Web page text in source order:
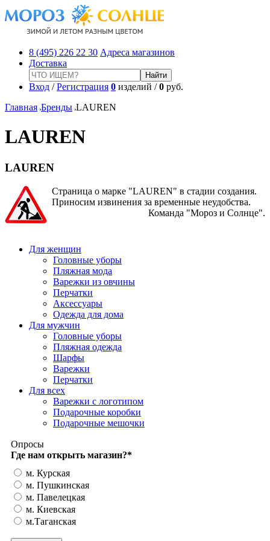
8 (495) 226 22 30 Адреса магазинов
Доставка
Вход /Регистрация 0 изделий /0 руб.
Главная Бренды LAUREN
LAUREN
LAUREN
Страница о марке "LAUREN" в стадии создания.
Приносим извинения за временные неудобства.
Команда "Мороз и Солнце".
Для женщин
Головные уборы
Пляжная мода
Варежки из овчины
Перчатки
Аксессуары
Одежда для дома
Для мужчин
Головные уборы
Пляжная одежда
Шарфы
Варежки
Перчатки
Для всех
Варежки с логотипом
Подарочные коробки
Подарочные мешочки
Опросы
Где нам открыть магазин?*
м. Курская
м. Пушкинская
м. Павелецкая
м. Киевская
м.Таганская